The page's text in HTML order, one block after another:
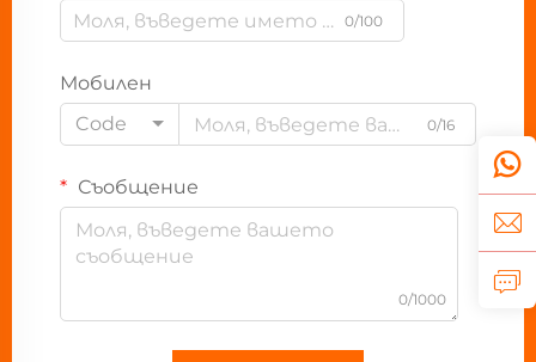
0/100
Мобилен
Code
0/16
Съобщение
0/1000